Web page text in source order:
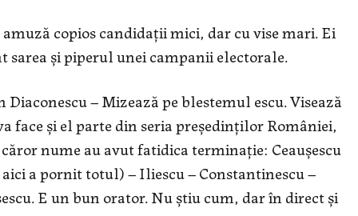
copios candidații mici, dar cu vise mari. Ei
sarea și piperul unei campanii electorale.
Diaconescu – Mizează pe blestemul escu. Visează
face și el parte din seria președinților României,
nume au avut fatidica terminație: Ceaușescu
a pornit totul) – Iliescu – Constantinescu –
E un bun orator. Nu știu cum, dar în direct și